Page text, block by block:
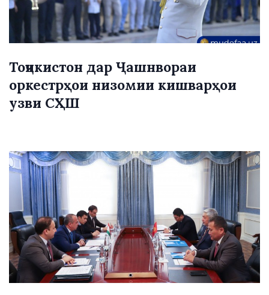
Тоҷикистон дар Ҷашнвораи
оркестрҳои низомии кишварҳои
узви СҲШ